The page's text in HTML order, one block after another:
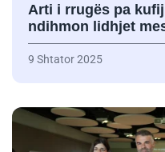
Arti i rrugës pa
ndihmon lidhjet
9 Shtator 2025